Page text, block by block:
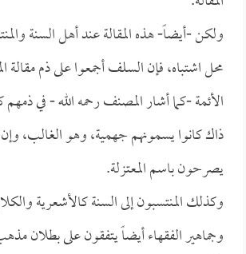
ولكن -أيضاً- هذه المقالة عند أهل السنة
محل اشتباه، فإن السلف أجمعوا على ذم مقالة
الأئمة -كما أشار المصنف رحمه الله - في
ذاك كانوا يسمونهم جهمية، وهو الغالب، وإن
يصرحون باسم المعتزلة.
وكذلك المنتسبون إلى السنة كالأشعرية
وجماهير الفقهاء أيضاً يتفقون على بطلان